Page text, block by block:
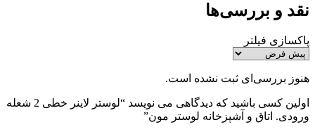
نقد و بررسی‌ها
پاکسازی فیلتر
هنوز بررسی‌ای ثبت نشده است.
اولین کسی باشید که دیدگاهی می نویسد “لوستر لاینر خطی 2 شعله
ورودی. اتاق و آشپزخانه لوستر مون”